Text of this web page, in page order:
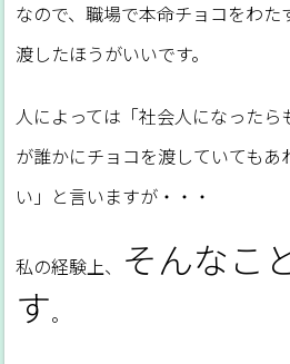
なので、職場で本命チョコをわた
渡したほうがいいです。
人によっては「社会人になった
が誰かにチョコを渡していても
い」と言いますが・・・
私の経験上、
そんなこ
す。